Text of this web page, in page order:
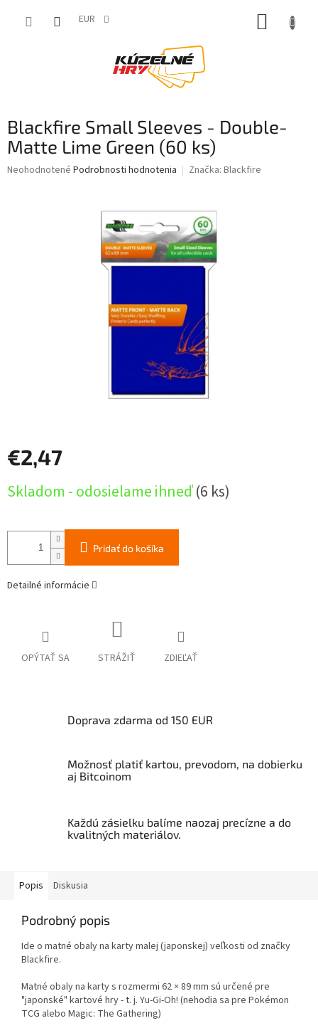
EUR
Blackfire Small Sleeves - Double-
Matte Lime Green (60 ks)
Priemerné
Neohodnotené Podrobnosti hodnotenia Značka: Blackfire
€2,47
cena:
Skladom - odosielame ihneď(6 ks)
Pridať do košíka
Detailné informácie
OPÝTAŤ SA STRÁŽIŤ ZDIEĽAŤ
Doprava zdarma od 150 EUR
Možnosť platiť kartou, prevodom, na dobierku
aj Bitcoinom
Každú zásielku balíme naozaj precízne a do
kvalitných materiálov.
Popis Diskusia
Podrobný popis
Ide o matné obaly na karty malej (japonskej) veľkosti od značky
Blackfire.
Matné obaly na karty s rozmermi 62 × 89 mm sú určené pre
"japonské" kartové hry - t. j. Yu-Gi-Oh! (nehodia sa pre Pokémon
TCG alebo Magic: The Gathering)